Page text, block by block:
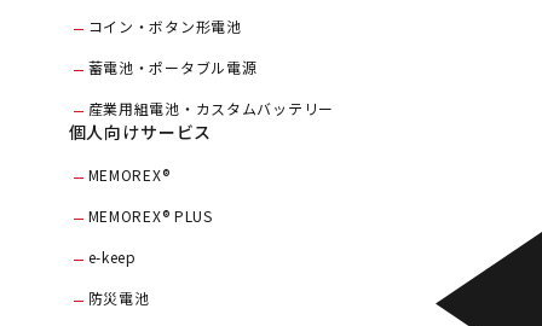
コイン・ボタン形電池
蓄電池・ポータブル電源
産業用組電池・カスタムバッテリー
個人向けサービス
MEMOREX®
MEMOREX®️ PLUS
e-keep
防災電池